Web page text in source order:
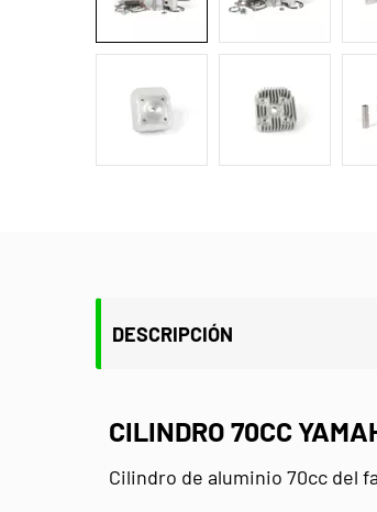
DESCRIPCIÓN
CILINDRO 70CC
Cilindro de aluminio 70cc del